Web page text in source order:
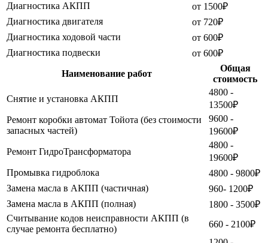
Диагностика АКПП
от 1500₽
Диагностика двигателя
от 720₽
Диагностика ходовой части
от 600₽
Диагностика подвески
от 600₽
Наименование работ
Общая
стоимость
Снятие и установка АКПП
4800 -
13500₽
Ремонт коробки автомат Тойота (без стоимости
запасных частей)
9600 -
19600₽
Ремонт ГидроТрансформатора
4800 -
19600₽
Промывка гидроблока
4800 - 9800₽
Замена масла в АКПП (частичная)
960- 1200₽
Замена масла в АКПП (полная)
1800 - 3500₽
Считывание кодов неисправности АКПП (в
случае ремонта бесплатно)
660 - 2100₽